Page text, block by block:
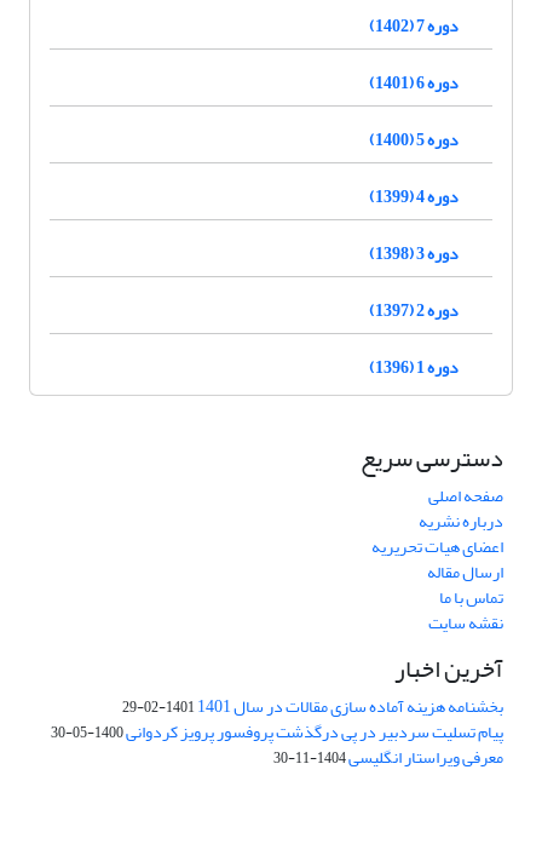
دوره 7 (1402)
دوره 6 (1401)
دوره 5 (1400)
دوره 4 (1399)
دوره 3 (1398)
دوره 2 (1397)
دوره 1 (1396)
دسترسی سریع
صفحه اصلی
درباره نشریه
اعضای هیات تحریریه
ارسال مقاله
تماس با ما
نقشه سایت
آخرین اخبار
بخشنامه هزینه آماده سازی مقالات در سال 1401 1401-02-29
پیام تسلیت سردبیر در پی درگذشت پروفسور پرویز کردوانی1400-05-30
معرفی ویراستار انگلیسی1404-11-30